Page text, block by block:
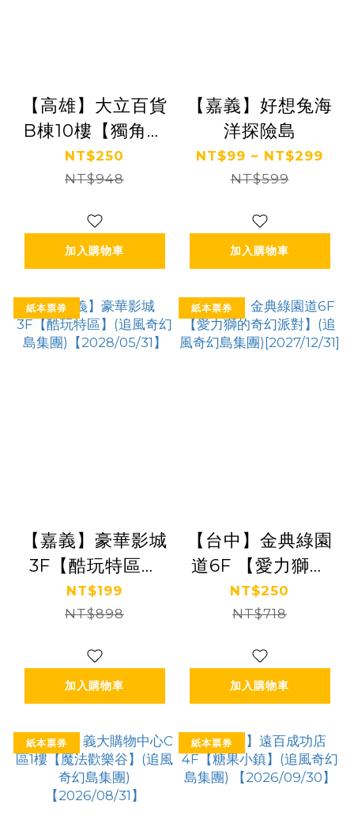
【高雄】大立百貨
B棟10樓【獨角獸
的夢想王國】(追
風奇幻島集團)
NT$250
NT$948
加入購物車
【嘉義】好想兔海
洋探險島
NT$99 ~ NT$299
NT$599
加入購物車
紙本票券
【嘉義】豪華影城
3F【酷玩特區】
(追風奇幻島集團)
【2028/05/31】
NT$199
NT$898
加入購物車
紙本票券
【台中】金典綠園
道6F 【愛力獅的
奇幻派對】(追風
奇幻島集團)
NT$250
NT$718
加入購物車
紙本票券 紙本票券